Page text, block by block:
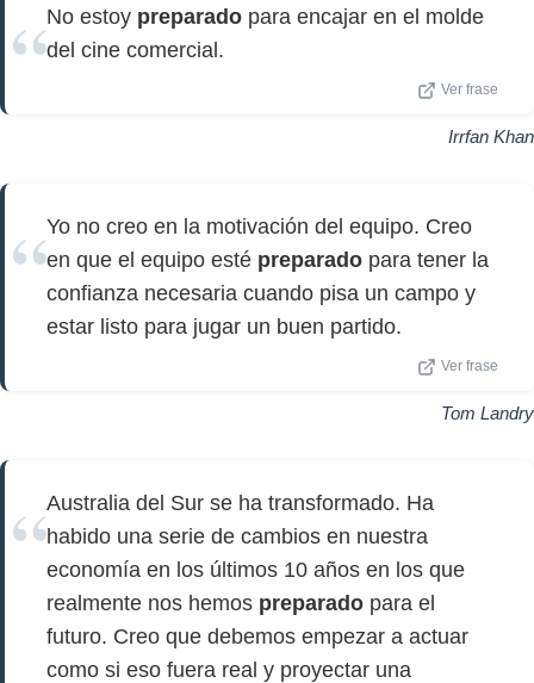
No estoy preparado para encajar en el molde
del cine comercial.
Ver frase
Irrfan Khan
Yo no creo en la motivación del equipo. Creo
en que el equipo esté preparado para tener la
confianza necesaria cuando pisa un campo y
estar listo para jugar un buen partido.
Ver frase
Tom Landry
Australia del Sur se ha transformado. Ha
habido una serie de cambios en nuestra
economía en los últimos 10 años en los que
realmente nos hemos preparado para el
futuro. Creo que debemos empezar a actuar
como si eso fuera real y proyectar una